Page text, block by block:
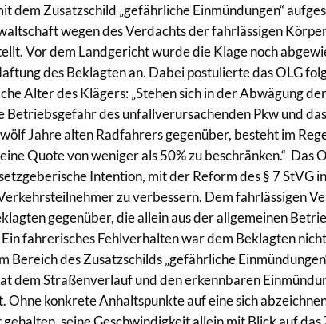
dem Zusatzschild „gefährliche Einmündungen“
wegen des Verdachts der fahrlässigen
Vor dem Landgericht wurde die Klage noch
des Beklagten an. Dabei postulierte das OLG
Alter des Klägers: „Stehen sich in der Abwägung der
des unfallverursachenden Pkw und
Jahre alten Radfahrers gegenüber, besteht im
Quote von weniger als 50% zu beschränken.“ Das
Intention, mit der Reform des § 7 StVG
zu verbessern. Dem fahrlässigen
gegenüber, die allein aus der allgemeinen
fahrerisches Fehlverhalten war dem Beklagten nicht
Bereich des Zusatzschilds „gefährliche
dem Straßenverlauf und den erkennbaren
konkrete Anhaltspunkte auf eine sich